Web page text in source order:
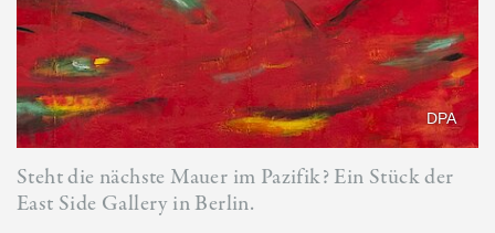
DPA
Steht die nächste Mauer im Pazifik? Ein Stück der
East Side Gallery in Berlin.